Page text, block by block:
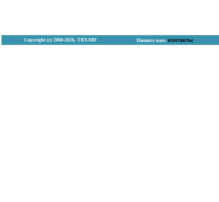
Copyright (с) 2000-2026, TRY.MD Пишите нам: контакты